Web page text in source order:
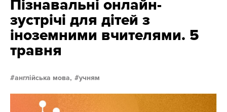
Пізнавальні онлайн-
зустрічі для дітей з
іноземними вчителями. 5
травня
англійська мова, учням